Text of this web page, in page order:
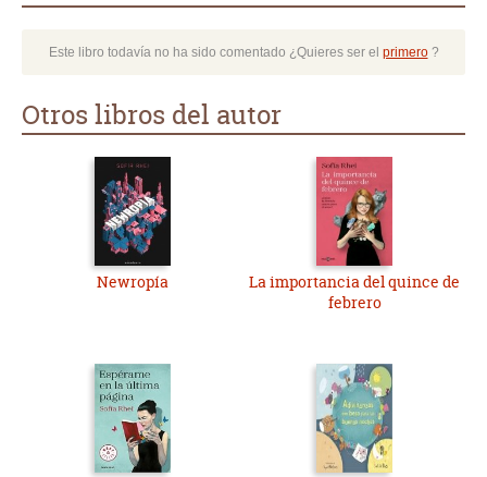
Este libro todavía no ha sido comentado ¿Quieres ser el primero?
Otros libros del autor
Newropía
La importancia del quince de
febrero